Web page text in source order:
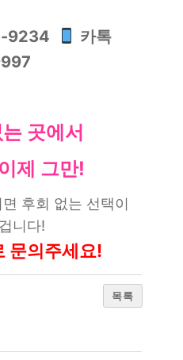
9234
카톡
곳에서
제 그만!
후회 없는 선택이
니다!
문의주세요!
목록